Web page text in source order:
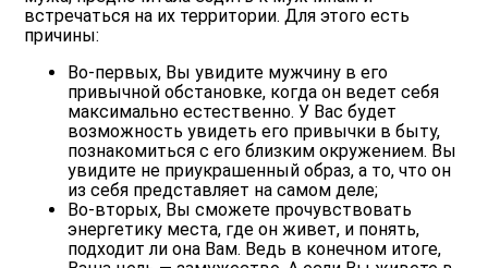
встречаться на их территории. Для этого есть
причины:
Во-первых, Вы увидите мужчину в его
привычной обстановке, когда он ведет себя
максимально естественно. У Вас будет
возможность увидеть его привычки в быту,
познакомиться с его близким окружением. Вы
увидите не приукрашенный образ, а то, что он
из себя представляет на самом деле;
Во-вторых, Вы сможете прочувствовать
энергетику места, где он живет, и понять,
подходит ли она Вам. Ведь в конечном итоге,